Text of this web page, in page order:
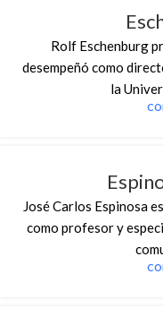
Rolf Eschenburg
desempeñó como
la
José Carlos Espinosa
como profesor y